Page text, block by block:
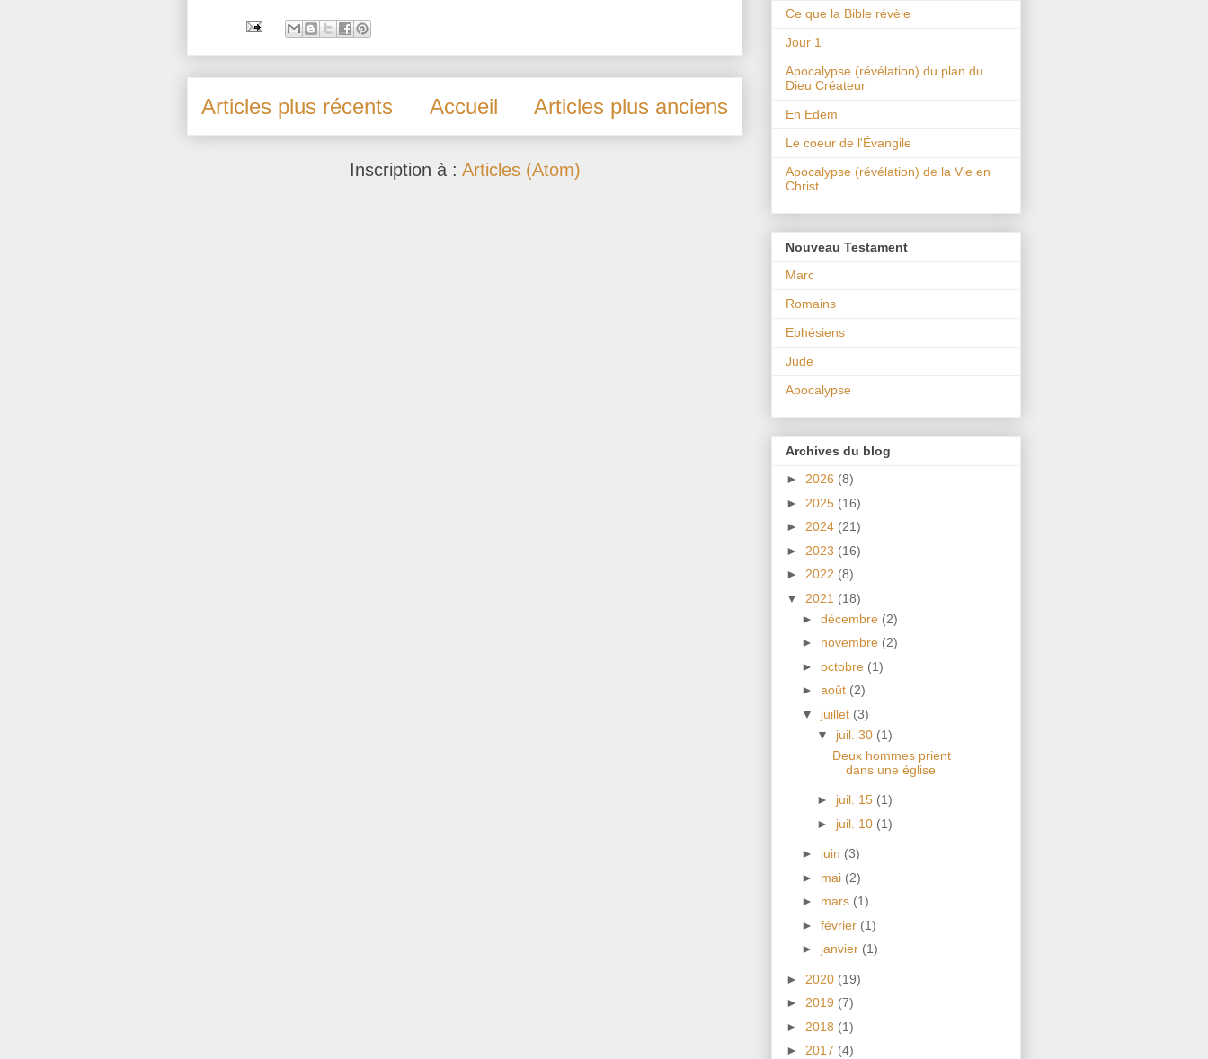
Articles plus récents Articles plus anciens
Accueil
Inscription à : Articles (Atom)
Ce que la Bible révèle
Jour 1
Apocalypse (révélation) du plan du
Dieu Créateur
En Edem
Le coeur de l'Évangile
Apocalypse (révélation) de la Vie en
Christ
Nouveau Testament
Marc
Romains
Ephésiens
Jude
Apocalypse
Archives du blog
► 2026 (8)
► 2025 (16)
► 2024 (21)
► 2023 (16)
► 2022 (8)
▼ 2021 (18)
► décembre (2)
► novembre (2)
► octobre (1)
► août (2)
▼ juillet (3)
▼ juil. 30 (1)
Deux hommes prient
dans une église
► juil. 15 (1)
► juil. 10 (1)
► juin (3)
► mai (2)
► mars (1)
► février (1)
► janvier (1)
► 2020 (19)
► 2019 (7)
► 2018 (1)
► 2017 (4)